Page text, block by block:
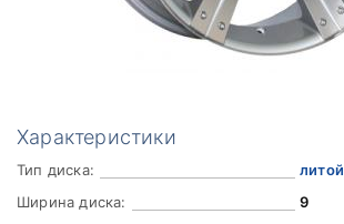
Характеристики
Тип диска:
литой
Ширина диска:
9